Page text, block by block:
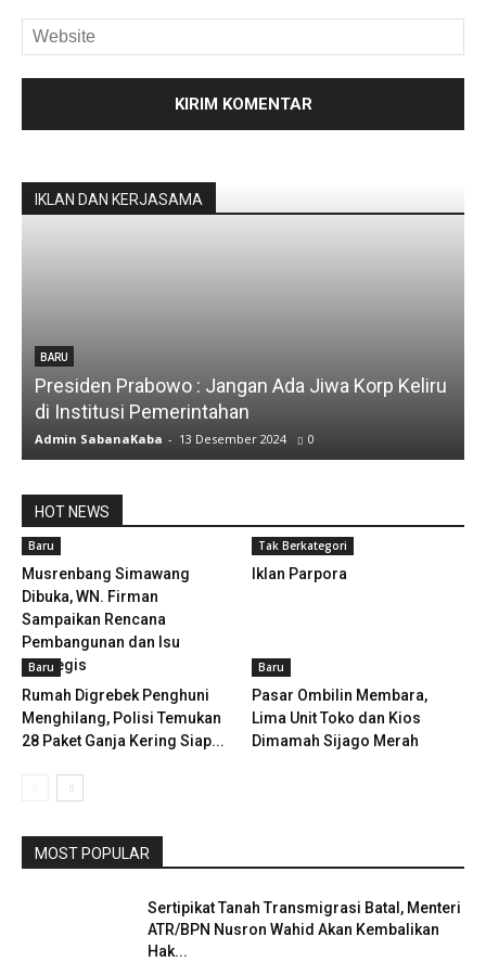
IKLAN DAN KERJASAMA
BARU
Presiden Prabowo : Jangan Ada Jiwa Korp Keliru
di Institusi Pemerintahan
Admin SabanaKaba - 13 Desember 2024 0
HOT NEWS
Baru
Musrenbang Simawang
Dibuka, WN. Firman
Sampaikan Rencana
Pembangunan dan Isu
Strategis
Tak Berkategori
Iklan Parpora
Baru
Rumah Digrebek Penghuni
Menghilang, Polisi Temukan
28 Paket Ganja Kering Siap...
Baru
Pasar Ombilin Membara,
Lima Unit Toko dan Kios
Dimamah Sijago Merah
MOST POPULAR
Sertipikat Tanah Transmigrasi Batal, Menteri
ATR/BPN Nusron Wahid Akan Kembalikan
Hak...